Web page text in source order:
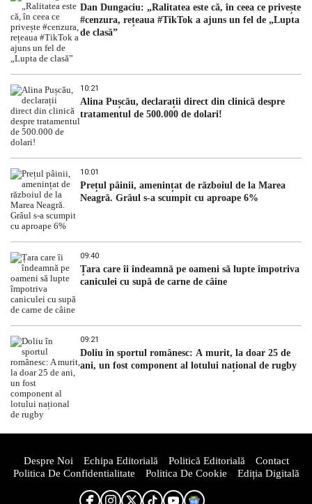
Dan Dungaciu: „Ralitatea este că, în ceea ce privește
#cenzura, rețeaua #TikTok a ajuns un fel de „Lupta
de clasă”
10:21
Alina Pușcău, declarații direct din clinică despre
tratamentul de 500.000 de dolari!
10:01
Prețul pâinii, amenințat de războiul de la Marea
Neagră. Grâul s-a scumpit cu aproape 6%
09:40
Țara care îi îndeamnă pe oameni să lupte împotriva
caniculei cu supă de carne de câine
09:21
Doliu în sportul românesc: A murit, la doar 25 de
ani, un fost component al lotului național de rugby
Despre Noi Echipa Editorială Politică Editorială
Contact
Politica De Confidentialitate
Politica De Cookie Ediția Digitală